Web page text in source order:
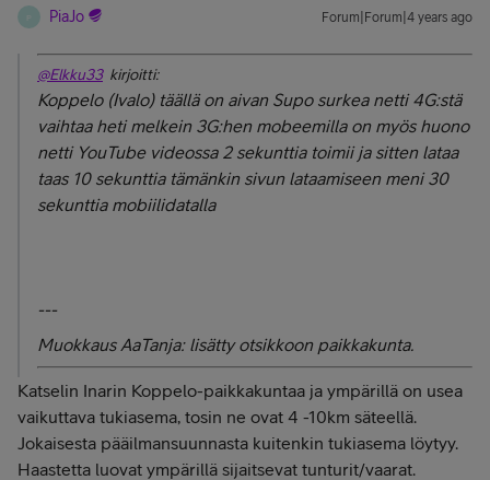
PiaJo Forum|Forum|4 years ago
@Elkku33kirjoitti:
Koppelo (Ivalo) täällä on aivan Supo surkea netti 4G:stä
vaihtaa heti melkein 3G:hen mobeemilla on myös huono
netti YouTube videossa 2 sekunttia toimii ja sitten lataa
taas 10 sekunttia tämänkin sivun lataamiseen meni 30
sekunttia mobiilidatalla
---
Muokkaus AaTanja: lisätty otsikkoon paikkakunta.
Katselin Inarin Koppelo-paikkakuntaa ja ympärillä on usea
vaikuttava tukiasema, tosin ne ovat 4 -10km säteellä.
Jokaisesta pääilmansuunnasta kuitenkin tukiasema löytyy.
Haastetta luovat ympärillä sijaitsevat tunturit/vaarat.